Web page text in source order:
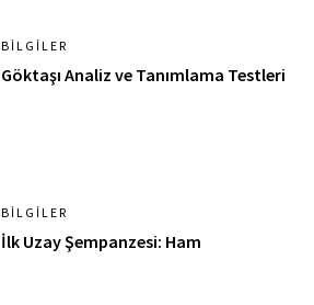
BILGILER
Göktaşı Analiz ve Tanımlama Testleri
BILGILER
İlk Uzay Şempanzesi: Ham